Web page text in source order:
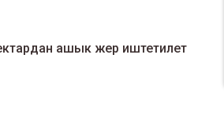
ашык жер иштетилет